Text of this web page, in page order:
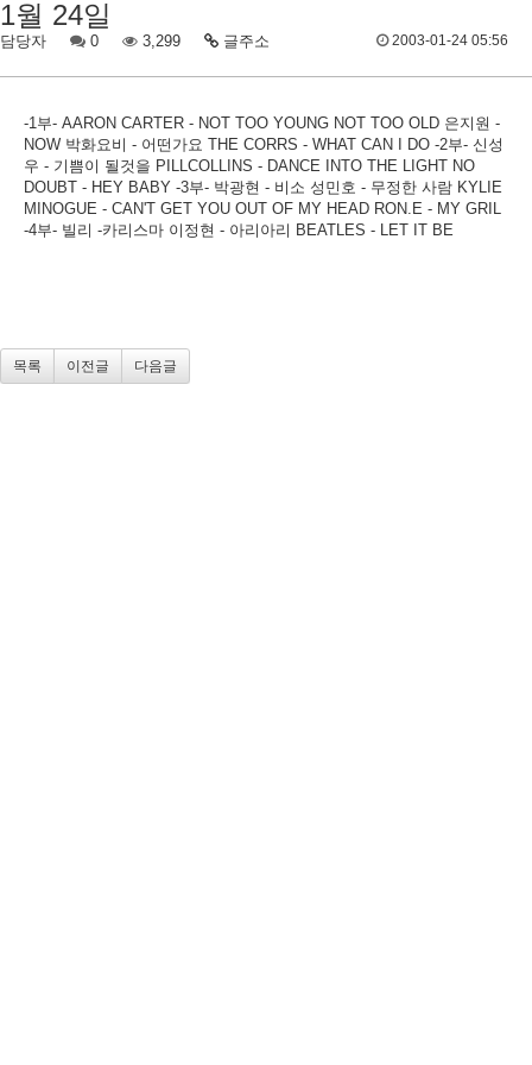
1월 24일
담당자 0 3,299 글주소 2003-01-24 05:56
-1부- AARON CARTER - NOT TOO YOUNG NOT TOO OLD 은지원 -
NOW 박화요비 - 어떤가요 THE CORRS - WHAT CAN I DO -2부- 신성
우 - 기쁨이 될것을 PILLCOLLINS - DANCE INTO THE LIGHT NO
DOUBT - HEY BABY -3부- 박광현 - 비소 성민호 - 무정한 사람 KYLIE
MINOGUE - CAN'T GET YOU OUT OF MY HEAD RON.E - MY GRIL
-4부- 빌리 -카리스마 이정현 - 아리아리 BEATLES - LET IT BE
목록 이전글 다음글